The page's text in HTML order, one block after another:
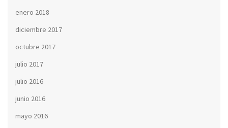
enero 2018
diciembre 2017
octubre 2017
julio 2017
julio 2016
junio 2016
mayo 2016